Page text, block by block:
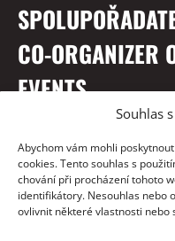
Souhlas
Abychom vám mohli
cookies. Tento souhlas s
chování při procházení tohoto
identifikátory. Nesouhlas nebo
ovlivnit některé vlastnosti nebo
CO-ORGANIZER
EVENTS